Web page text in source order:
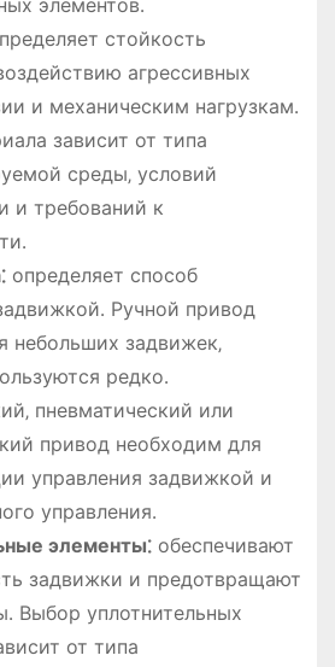
стойкость
агрессивных
и механическим нагрузкам․
зависит от типа
среды‚ условий
и требований к
определяет способ
Ручной привод
небольших задвижек‚
редко․
пневматический или
привод необходим для
управления задвижкой и
управления․
элементы⁚обеспечивают
задвижки и предотвращают
Выбор уплотнительных
от типа